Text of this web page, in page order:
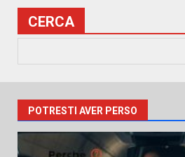
CERCA
POTRESTI AVER PERSO